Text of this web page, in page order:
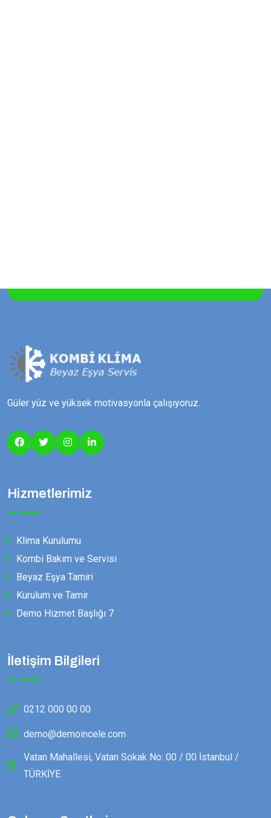
Güler yüz ve yüksek motivasyonla çalışıyoruz.
Hizmetlerimiz
Klima Kurulumu
Kombi Bakım ve Servisi
Beyaz Eşya Tamiri
Kurulum ve Tamir
Demo Hizmet Başlığı 7
İletişim Bilgileri
0212 000 00 00
demo@demoincele.com
Vatan Mahallesi, Vatan Sokak No: 00 / 00 İstanbul /
TÜRKİYE